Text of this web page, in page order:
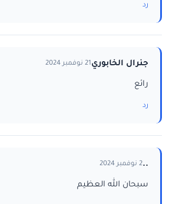
رد
جنرال الخابوري21 نوفمبر 2024
رائع
رد
..2 نوفمبر 2024
سبحان الله العظيم